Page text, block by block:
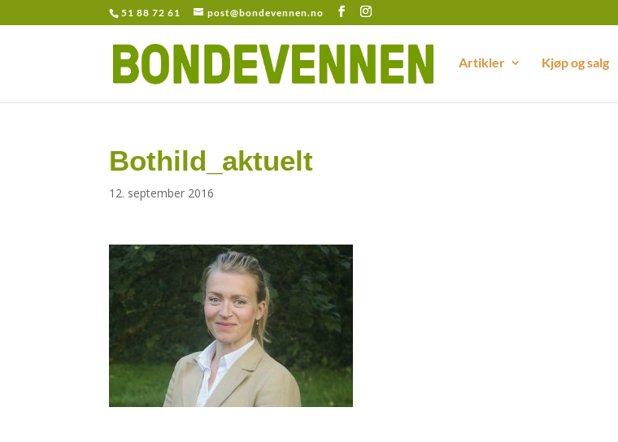
51 88 72 61 post@bondevennen.no
Artikler Kjøp og salg
Bothild_aktuelt
12. september 2016